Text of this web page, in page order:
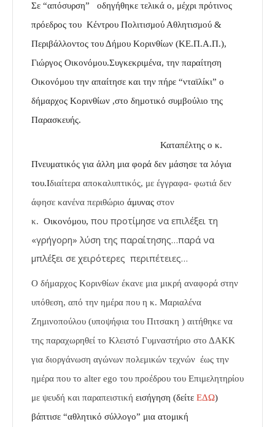
Σε “απόσυρση” οδηγήθηκε τελικά ο, μέχρι πρότινος
πρόεδρος του Κέντρου Πολιτισμού Αθλητισμού &
Περιβάλλοντος του Δήμου Κορινθίων (ΚΕ.Π.Α.Π.),
Γιώργος Οικονόμου.Συγκεκριμένα, την παραίτηση
Οικονόμου την απαίτησε και την πήρε “νταϊλίκι” ο
δήμαρχος Κορινθίων ,στο δημοτικό συμβούλιο της
Παρασκευής.
Καταπέλτης ο κ.
Πνευματικός για άλλη μια φορά δεν μάσησε τα λόγια
του.Ιδιαίτερα αποκαλυπτικός, με έγγραφα- φωτιά δεν
άφησε κανένα περιθώριο άμυνας στον
κ. Οικονόμου, που προτίμησε να επιλέξει τη
«γρήγορη» λύση της παραίτησης…παρά να
μπλέξει σε χειρότερες περιπέτειες…
Ο δήμαρχος Κορινθίων έκανε μια μικρή αναφορά στην
υπόθεση, από την ημέρα που η κ. Μαριαλένα
Ζημινοπούλου (υποψήφια του Πιτσακη ) αιτήθηκε να
της παραχωρηθεί το Κλειστό Γυμναστήριο στο ΔΑΚΚ
για διοργάνωση αγώνων πολεμικών τεχνών έως την
ημέρα που το alter ego του προέδρου του Επιμελητηρίου
με ψευδή και παραπειστική εισήγηση (δείτε ΕΔΩ)
βάπτισε “αθλητικό σύλλογο” μια ατομική